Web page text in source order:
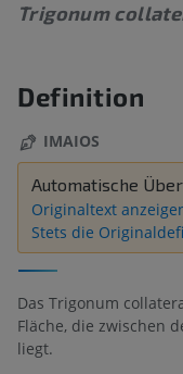
Trigonum
Definition
IMAIOS
Automatische
Originaltext
Stets die
Das Trigonum
Fläche, die zwischen
liegt.